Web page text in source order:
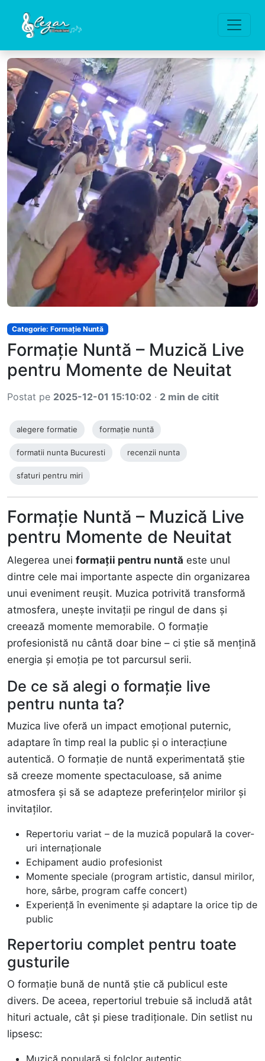
Categorie: Formație Nuntă
Formație Nuntă – Muzică Live
pentru Momente de Neuitat
Postat pe 2025-12-01 15:10:02 · 2 min de citit
alegere formatie formație nuntă
formatii nunta Bucuresti recenzii nunta
sfaturi pentru miri
Formație Nuntă – Muzică Live
pentru Momente de Neuitat
Alegerea unei formații pentru nuntă este unul
dintre cele mai importante aspecte din organizarea
unui eveniment reușit. Muzica potrivită transformă
atmosfera, unește invitații pe ringul de dans și
creează momente memorabile. O formație
profesionistă nu cântă doar bine – ci știe să mențină
energia și emoția pe tot parcursul serii.
De ce să alegi o formație live
pentru nunta ta?
Muzica live oferă un impact emoțional puternic,
adaptare în timp real la public și o interacțiune
autentică. O formație de nuntă experimentată știe
să creeze momente spectaculoase, să anime
atmosfera și să se adapteze preferințelor mirilor și
invitaților.
Repertoriu variat – de la muzică populară la cover-
uri internaționale
Echipament audio profesionist
Momente speciale (program artistic, dansul mirilor,
hore, sârbe, program caffe concert)
Experiență în evenimente și adaptare la orice tip de
public
Repertoriu complet pentru toate
gusturile
O formație bună de nuntă știe că publicul este
divers. De aceea, repertoriul trebuie să includă atât
hituri actuale, cât și piese tradiționale. Din setlist nu
lipsesc: